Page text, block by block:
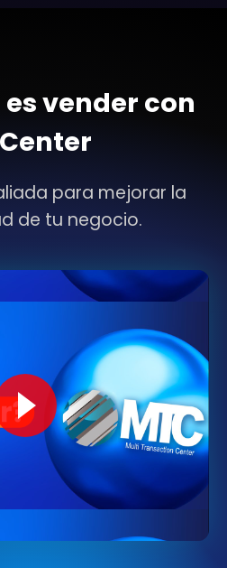
vender con
para mejorar la
de tu negocio.